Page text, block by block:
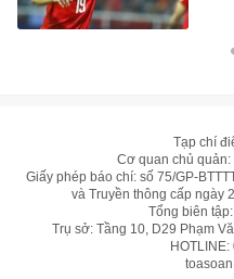
Tạp chí
Cơ quan chủ
Giấy phép báo chí: số 75/GP-
và Truyền thông cấp ngày
Tổng biên
Trụ sở: Tầng 10, D29 Phạm
HOTLINE: